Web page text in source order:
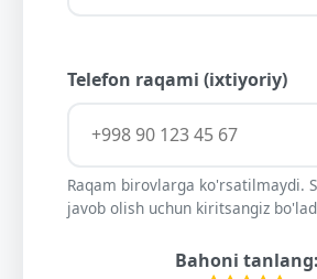
Telefon raqami (ixtiyoriy)
Raqam birovlarga ko'rsatilmaydi.
javob olish uchun kiritsangiz
Bahoni tanlang: